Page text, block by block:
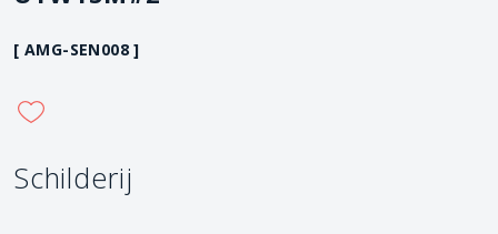
[ AMG-SEN008 ]
Schilderij